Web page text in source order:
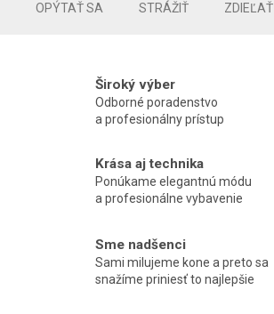
OPÝTAŤ SA STRÁŽIŤ ZDIEĽAŤ
Široký výber
Odborné poradenstvo
a profesionálny prístup
Krása aj technika
Ponúkame elegantnú módu
a profesionálne vybavenie
Sme nadšenci
Sami milujeme kone a preto sa
snažíme priniesť to najlepšie